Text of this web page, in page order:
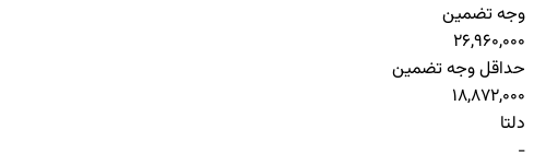
وجه تضمین
26,960,000
حداقل وجه تضمین
18,872,000
دلتا